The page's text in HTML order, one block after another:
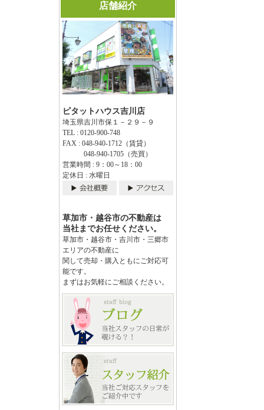
店舗紹介
ピタットハウス吉川店
埼玉県吉川市保１－２９－９
TEL : 0120-900-748
FAX : 048-940-1712（賃貸）
048-940-1705（売買）
営業時間 : 9：00～18：00
定休日 : 水曜日
草加市・越谷市の不動産は
当社までお任せください。
草加市・越谷市・吉川市・三郷市
エリアの不動産に
関して売却・購入ともにご対応可
能です。
まずはお気軽にご相談ください。